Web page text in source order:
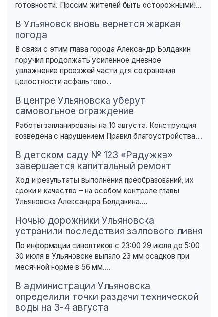
готовности. Просим жителей быть осторожными!...
В Ульяновск вновь вернётся жаркая
погода
В связи с этим глава города Александр Болдакин
поручил продолжать усиленное дневное
увлажнение проезжей части для сохранения
целостности асфальтово...
В центре Ульяновска уберут
самовольное ограждение
Работы запланированы на 10 августа. Конструкция
возведена с нарушением Правил благоустройства....
В детском саду № 123 «Радужка»
завершается капитальный ремонт
Ход и результаты выполнения преобразований, их
сроки и качество – на особом контроле главы
Ульяновска Александра Болдакина....
Ночью дорожники Ульяновска
устранили последствия залпового ливня
По информации синоптиков с 23:00 29 июля до 5:00
30 июля в Ульяновске выпало 23 мм осадков при
месячной норме в 56 мм....
В администрации Ульяновска
определили точки раздачи технической
воды на 3-4 августа